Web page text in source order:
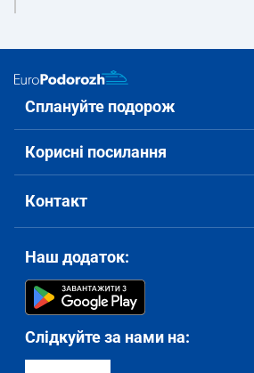
Сплануйте подорож
Корисні посилання
Контакт
Наш додаток:
Слідкуйте за нами на: